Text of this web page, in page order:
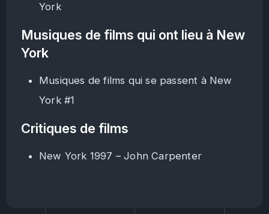
York
Musiques de films qui ont lieu à New
York
Musiques de films qui se passent à New
York #1
Critiques de films
New York 1997 – John Carpenter